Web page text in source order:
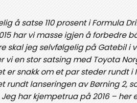
å satse 110 prosent i Formula
har vi masse igjen å forbedre
skal jeg selvfølgelig på Gatebil i
vi en stor satsing med Toyota
er snakk om et par steder rundt i
rundt lanseringen av Børning 2,
har kjempetrua på 2016 – her